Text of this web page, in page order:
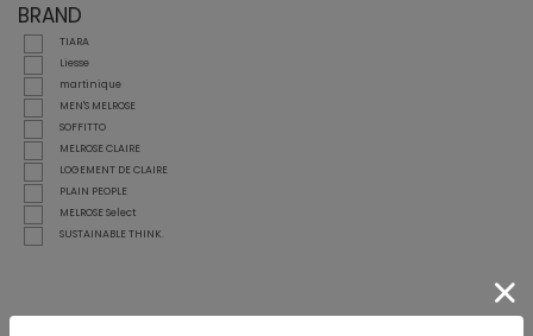
BRAND
TIARA
Liesse
martinique
MEN'S MELROSE
SOFFITTO
MELROSE CLAIRE
LOGEMENT DE CLAIRE
PLAIN PEOPLE
MELROSE Select
SUSTAINABLE THINK.